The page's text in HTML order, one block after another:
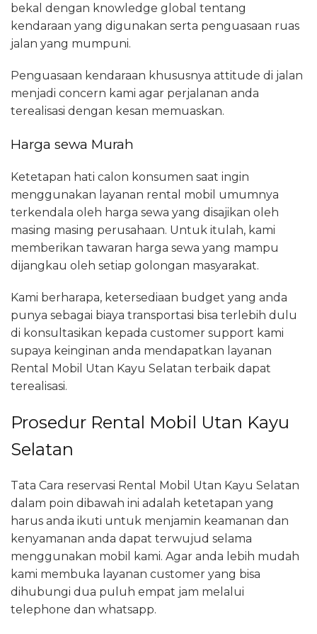
bekal dengan knowledge global tentang
kendaraan yang digunakan serta penguasaan ruas
jalan yang mumpuni.
Penguasaan kendaraan khususnya attitude di jalan
menjadi concern kami agar perjalanan anda
terealisasi dengan kesan memuaskan.
Harga sewa Murah
Ketetapan hati calon konsumen saat ingin
menggunakan layanan rental mobil umumnya
terkendala oleh harga sewa yang disajikan oleh
masing masing perusahaan. Untuk itulah, kami
memberikan tawaran harga sewa yang mampu
dijangkau oleh setiap golongan masyarakat.
Kami berharapa, ketersediaan budget yang anda
punya sebagai biaya transportasi bisa terlebih dulu
di konsultasikan kepada customer support kami
supaya keinginan anda mendapatkan layanan
Rental Mobil Utan Kayu Selatan terbaik dapat
terealisasi.
Prosedur Rental Mobil Utan Kayu
Selatan
Tata Cara reservasi Rental Mobil Utan Kayu Selatan
dalam poin dibawah ini adalah ketetapan yang
harus anda ikuti untuk menjamin keamanan dan
kenyamanan anda dapat terwujud selama
menggunakan mobil kami. Agar anda lebih mudah
kami membuka layanan customer yang bisa
dihubungi dua puluh empat jam melalui
telephone dan whatsapp.